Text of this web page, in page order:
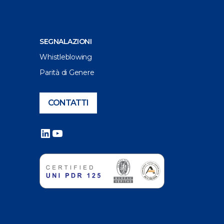
SEGNALAZIONI
Whistleblowing
Parità di Genere
CONTATTI
LinkedIn
YouTube